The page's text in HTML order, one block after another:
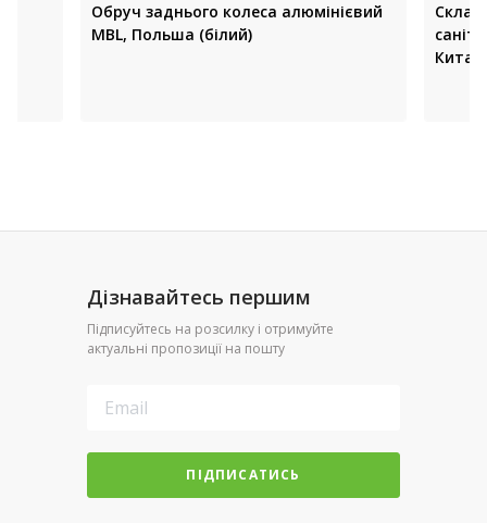
Обруч заднього колеса алюмінієвий
MBL, Польша (білий)
Дізнавайтесь першим
Підписуйтесь на розсилку і отримуйте
актуальні пропозиції на пошту
ПІДПИСАТИСЬ